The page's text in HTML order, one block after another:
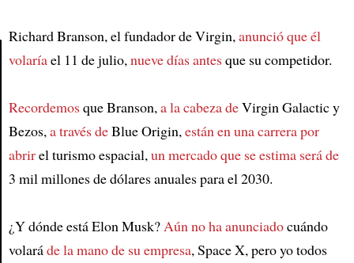
Richard Branson, el fundador de Virgin,anunció que él
volaríael 11 de julio,nueve días antesque su competidor.
Recordemosque Branson,a la cabeza deVirgin Galactic y
Bezos,a través deBlue Origin,están en una carrera por
abrirel turismo espacial,un mercado que se estima será de
3 mil millones de dólares anuales para el 2030.
¿Y dónde está Elon Musk?Aún no ha anunciadocuándo
volaráde la mano de su empresa, Space X, pero yo todos